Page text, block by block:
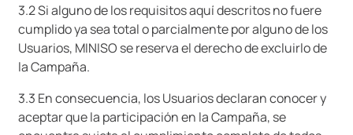
3.2 Si alguno de los requisitos aquí descritos no fuere
cumplido ya sea total o parcialmente por alguno de los
Usuarios, MINISO se reserva el derecho de excluirlo de
la Campaña.
3.3 En consecuencia, los Usuarios declaran conocer y
aceptar que la participación en la Campaña, se